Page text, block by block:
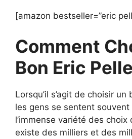
[amazon bestseller=”eric
Comment
Bon Eric
Lorsqu’il s’agit de choisir
les gens se sentent
l’immense variété des choix
existe des milliers et des